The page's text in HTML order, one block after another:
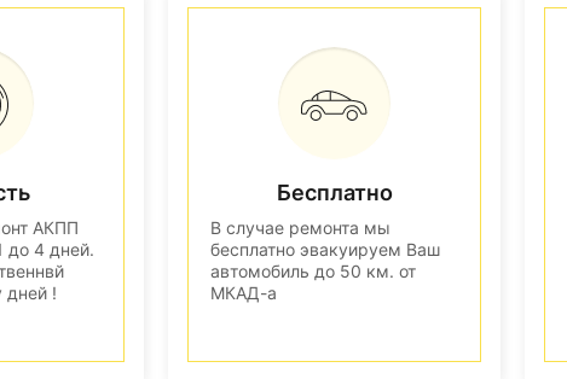
АКПП
до 4 дней.
дней !
Бесплатно
В случае ремонта мы
бесплатно эвакуируем Ваш
автомобиль до 50 км. от
МКАД-а